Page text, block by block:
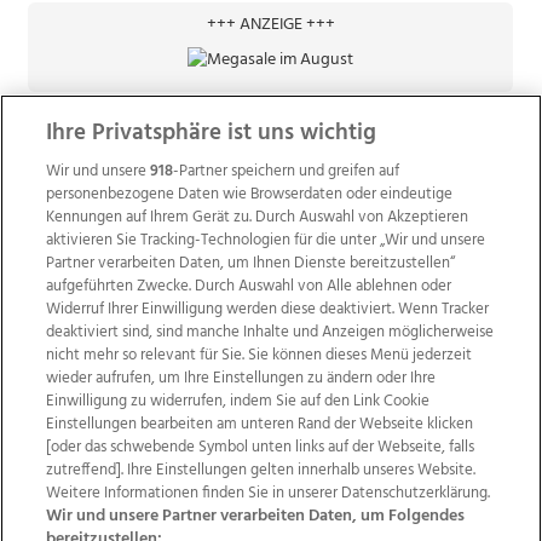
+++ ANZEIGE +++
Wir über uns Mediadaten Kontakt
Jobs
Datenschutz
Impressum
AGB Anzeigekunden
AGB Website
Ehrenkodex Politische Werbung
Ihre Privatsphäre ist uns wichtig
Wir und unsere918-Partner speichern und greifen auf
personenbezogene Daten wie Browserdaten oder eindeutige
Kennungen auf Ihrem Gerät zu. Durch Auswahl von Akzeptieren
aktivieren Sie Tracking-Technologien für die unter „Wir und unsere
Partner verarbeiten Daten, um Ihnen Dienste bereitzustellen“
aufgeführten Zwecke. Durch Auswahl von Alle ablehnen oder
Widerruf Ihrer Einwilligung werden diese deaktiviert. Wenn Tracker
deaktiviert sind, sind manche Inhalte und Anzeigen möglicherweise
nicht mehr so relevant für Sie. Sie können dieses Menü jederzeit
wieder aufrufen, um Ihre Einstellungen zu ändern oder Ihre
Einwilligung zu widerrufen, indem Sie auf den Link Cookie
Einstellungen bearbeiten am unteren Rand der Webseite klicken
[oder das schwebende Symbol unten links auf der Webseite, falls
zutreffend]. Ihre Einstellungen gelten innerhalb unseres Website.
Weitere Informationen finden Sie in unserer Datenschutzerklärung.
Wir und unsere Partner verarbeiten Daten, um Folgendes